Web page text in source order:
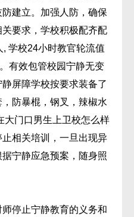
建立。加强人防，确保
要求，学校积极配齐配
学校24小时教官轮流值
有效包管校园宁静无变
屏障学校按要求装备了
防暴棍，钢叉，辣椒水
大门口男生上卫校怎么样
相关培训，一旦出现异
宁静应急预案，随身照
停止宁静教育的义务和